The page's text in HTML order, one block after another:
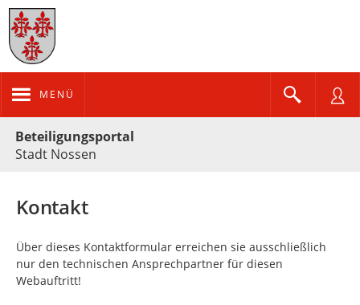
MENÜ
Beteiligungsportal
Stadt Nossen
Kontakt
Über dieses Kontaktformular erreichen sie ausschließlich
nur den technischen Ansprechpartner für diesen
Webauftritt!